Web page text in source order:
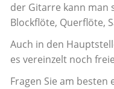
der Gitarre kann man
Blockflöte, Querflöte,
Auch in den
es vereinzelt noch
Fragen Sie am besten